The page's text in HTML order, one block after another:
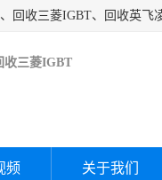
收三菱IGBT
频 关于我们